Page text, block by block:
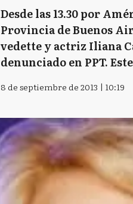
Desde las 13.30 por
Provincia de Buenos
vedette y actriz Iliana
denunciado en PPT.
8 de septiembre de 2013 | 10:19